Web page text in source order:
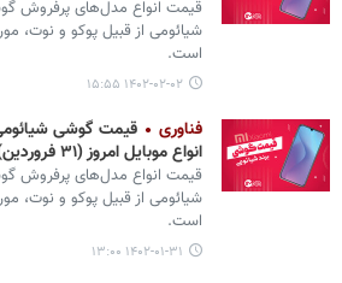
قیمت انواع مدل‌های پرفروش
شیائومی از قبیل پوکو و نوت،
است.
۱۴۰۲-۰۲-۰۲ ۱۵:۵۵
فناوری
قیمت گوشی‌
انواع موبایل امروز (۳۱ فروردین)
قیمت انواع مدل‌های پرفروش
شیائومی از قبیل پوکو و نوت،
است.
۱۴۰۲-۰۱-۳۱ ۱۳:۰۰